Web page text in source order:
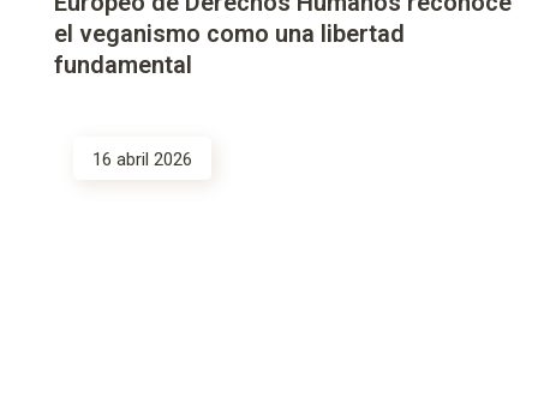
el veganismo como una libertad
fundamental
16 abril 2026